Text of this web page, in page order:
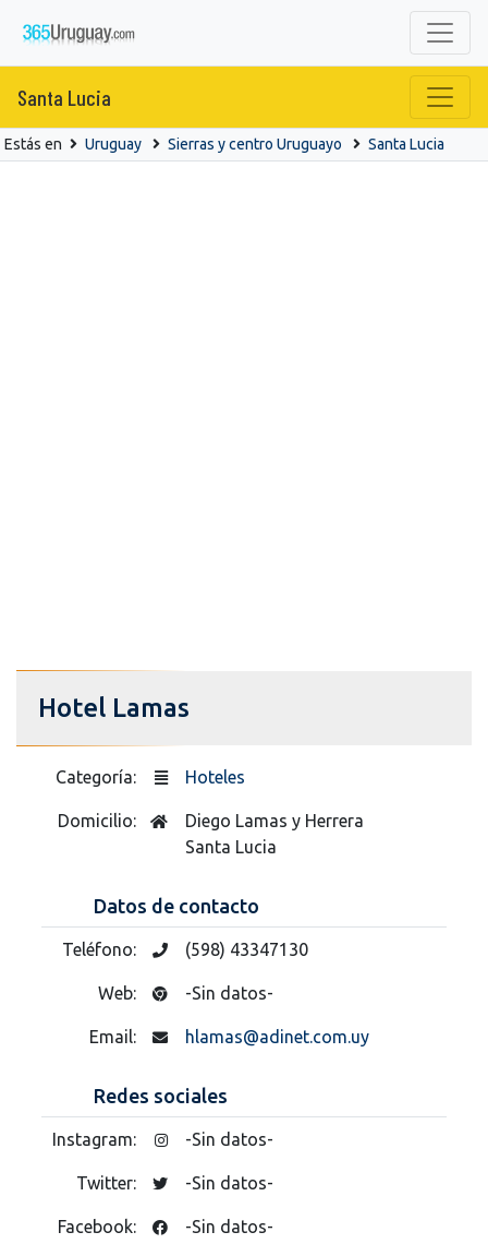
Santa Lucia
Estás en Uruguay Sierras y centro Uruguayo Santa Lucia
Hotel Lamas
Categoría: Hoteles
Domicilio:
Diego Lamas y Herrera
Santa Lucia
Datos de contacto
Teléfono: (598) 43347130
Web: -Sin datos-
Email: hlamas@adinet.com.uy
Redes sociales
Instagram: -Sin datos-
Twitter: -Sin datos-
Facebook: -Sin datos-